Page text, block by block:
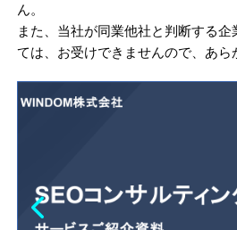
ん。
また、当社が同業他社と判断する
ては、お受けできませんので、あら